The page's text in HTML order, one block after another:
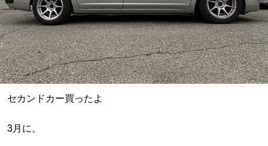
セカンドカー買ったよ
3月に。